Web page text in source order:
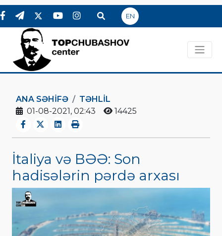
EN
ANA SƏHIFƏ
TƏHLİL
01-08-2021, 02:43
14425
İtaliya və BƏƏ: Son
hadisələrin pərdə arxası